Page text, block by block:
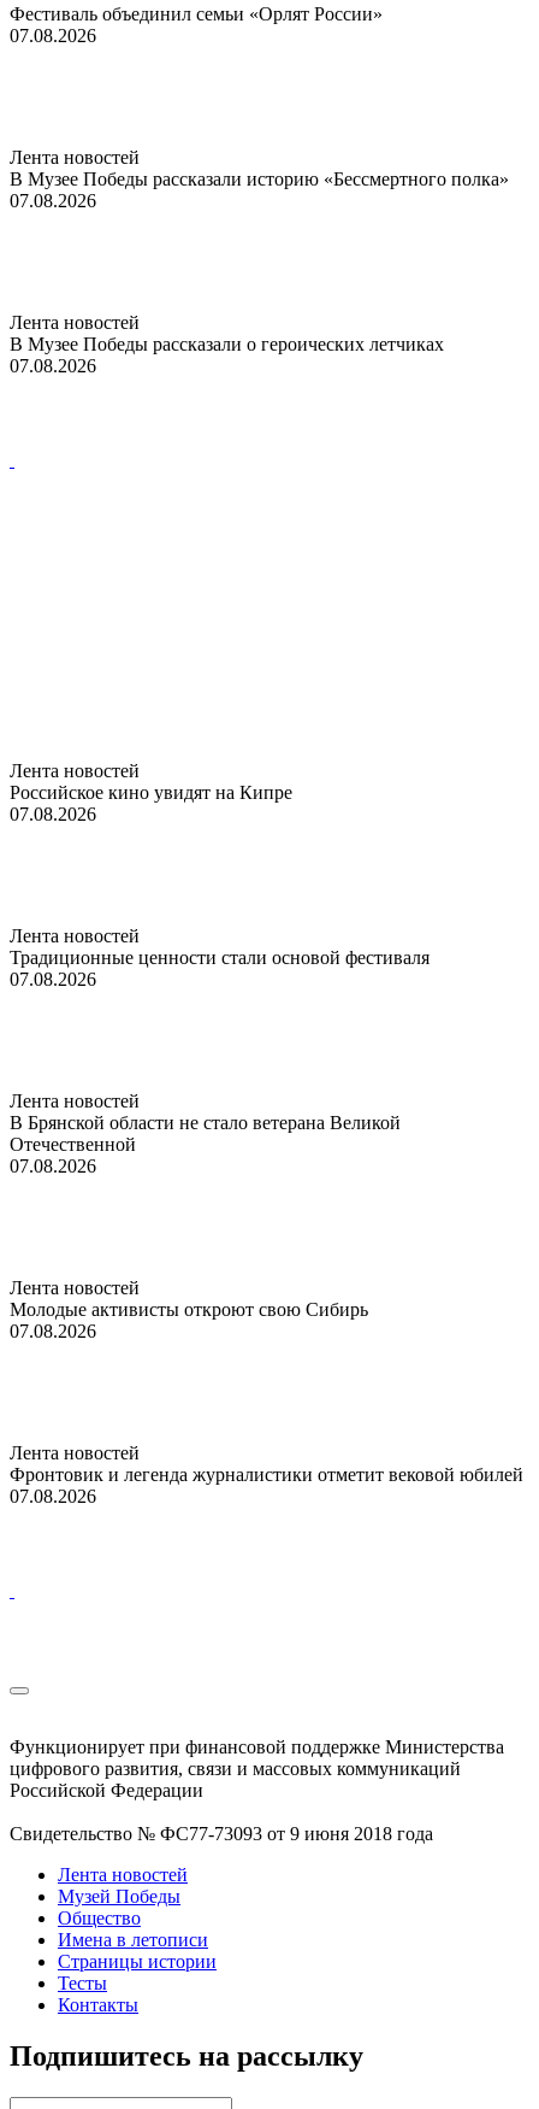
Фестиваль объединил семьи «Орлят России»
07.08.2026
Лента новостей
В Музее Победы рассказали историю «Бессмертного полка»
07.08.2026
Лента новостей
В Музее Победы рассказали о героических летчиках
07.08.2026
Лента новостей
Российское кино увидят на Кипре
07.08.2026
Лента новостей
Традиционные ценности стали основой фестиваля
07.08.2026
Лента новостей
В Брянской области не стало ветерана Великой
Отечественной
07.08.2026
Лента новостей
Молодые активисты откроют свою Сибирь
07.08.2026
Лента новостей
Фронтовик и легенда журналистики отметит вековой юбилей
07.08.2026
Функционирует при финансовой поддержке Министерства
цифрового развития, связи и массовых коммуникаций
Российской Федерации
Свидетельство № ФС77-73093 от 9 июня 2018 года
Лента новостей
Музей Победы
Общество
Имена в летописи
Страницы истории
Тесты
Контакты
Подпишитесь на рассылку